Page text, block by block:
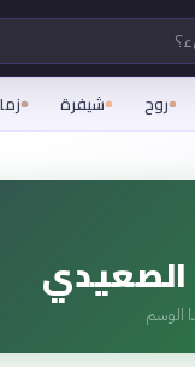
روح شيفرة
الصعيدي
الوسم